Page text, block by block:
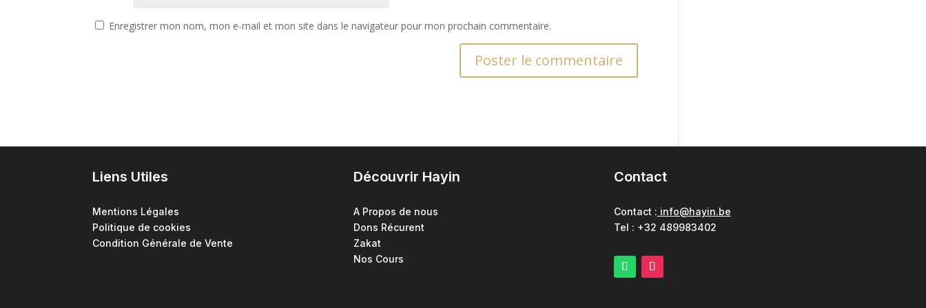
Enregistrer mon nom, mon e-mail et mon site dans le navigateur pour mon prochain commentaire.
Liens Utiles
Mentions Légales
Politique de cookies
Condition Générale de Vente
Découvrir Hayin
A Propos de nous
Dons Récurent
Zakat
Nos Cours
Contact
Contact : info@hayin.be
Tel : +32 489983402